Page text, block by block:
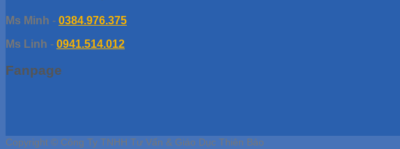
Ms Minh - 0384.976.375
Ms Linh - 0941.514.012
Fanpage
Copyright © Công Ty TNHH Tư Vấn & Giáo Dục Thiên Bảo